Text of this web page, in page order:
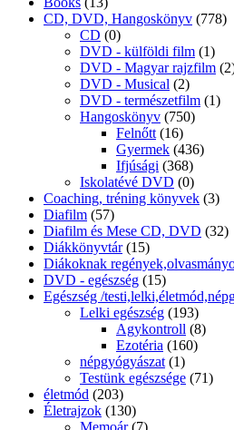
CD, DVD, Hangoskönyv (778)
CD (0)
DVD - külföldi film (1)
DVD - Magyar rajzfilm
DVD - Musical (2)
DVD - természetfilm (1)
Hangoskönyv (750)
Felnőtt (16)
Gyermek (436)
Ifjúsági (368)
Iskolatévé DVD (0)
Coaching, tréning könyvek (3)
Diafilm (57)
Diafilm és Mese CD, DVD (32)
Diákkönyvtár (15)
Diákoknak
DVD - egészség (15)
Egészség /
Lelki egészség (193)
Agykontroll (8)
Ezotéria (160)
népgyógyászat (1)
Testünk egészsége (71)
életmód (203)
Életrajzok (130)